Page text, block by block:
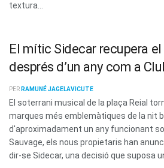
textura...
El mític Sidecar recupera
després d’un any com a
PER RAMUNÉ JAGELAVICUTE
El soterrani musical de la plaça Reial
marques més emblemàtiques de la nit
d'aproximadament un any funcionant
Sauvage, els nous propietaris han
dir-se Sidecar, una decisió que suposa